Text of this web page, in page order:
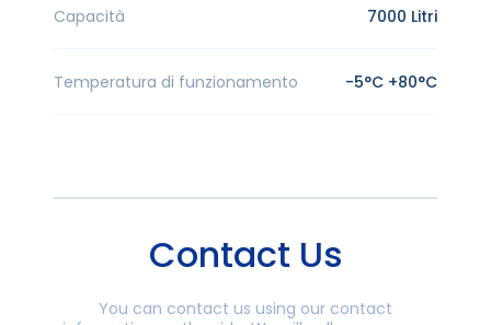
Capacità 7000 Litri
Temperatura di funzionamento -5°C +80°C
Contact Us
You can contact us using our contact